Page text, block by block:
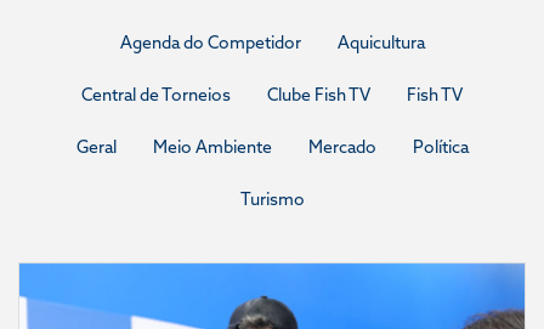
Agenda do Competidor Aquicultura
Central de Torneios Clube Fish TV Fish TV
Geral Meio Ambiente Mercado Política
Turismo